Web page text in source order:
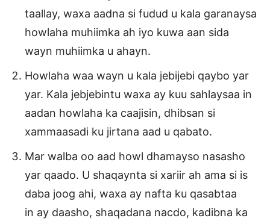
taallay, waxa aadna si fudud u kala garanaysa
howlaha muhiimka ah iyo kuwa aan sida
wayn muhiimka u ahayn.
Howlaha waa wayn u kala jebijebi qaybo yar
yar. Kala jebjebintu waxa ay kuu sahlaysaa in
aadan howlaha ka caajisin, dhibsan si
xammaasadi ku jirtana aad u qabato.
Mar walba oo aad howl dhamayso nasasho
yar qaado. U shaqaynta si xariir ah ama si is
daba joog ahi, waxa ay nafta ku qasabtaa
in ay daasho, shaqadana nacdo, kadibna ka